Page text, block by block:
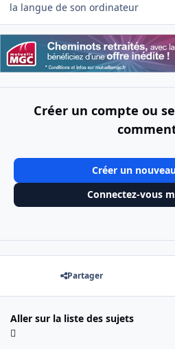
la langue de son ordinateur
Créer un compte ou
Créer un
Connectez-vous
Partager
Aller sur la liste des sujets